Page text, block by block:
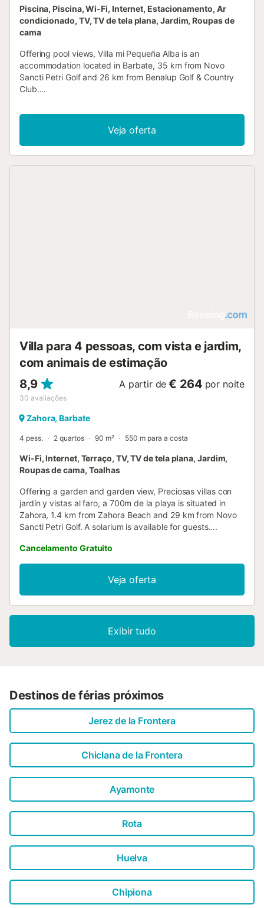
Piscina, Piscina, Wi-Fi, Internet, Estacionamento, Ar
condicionado, TV, TV de tela plana, Jardim, Roupas de
cama
Offering pool views, Villa mi Pequeña Alba is an
accommodation located in Barbate, 35 km from Novo
Sancti Petri Golf and 26 km from Benalup Golf & Country
Club....
Veja oferta
Villa para 4 pessoas, com vista e jardim,
com animais de estimação
8,9
30 avaliações
A partir de € 264 por noite
Zahora, Barbate
4 pess. 2 quartos 90 m² 550 m para a costa
Wi-Fi, Internet, Terraço, TV, TV de tela plana, Jardim,
Roupas de cama, Toalhas
Offering a garden and garden view, Preciosas villas con
jardín y vistas al faro, a 700m de la playa is situated in
Zahora, 1.4 km from Zahora Beach and 29 km from Novo
Sancti Petri Golf. A solarium is available for guests....
Cancelamento Gratuito
Veja oferta
Exibir tudo
Destinos de férias próximos
Jerez de la Frontera
Chiclana de la Frontera
Ayamonte
Rota
Huelva
Chipiona